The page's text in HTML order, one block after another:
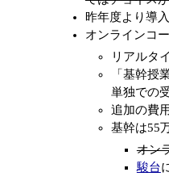
昨年度より導
オンラインコ
リアルタ
「基幹授
単独での
追加の費
基幹は55
オン
駿台